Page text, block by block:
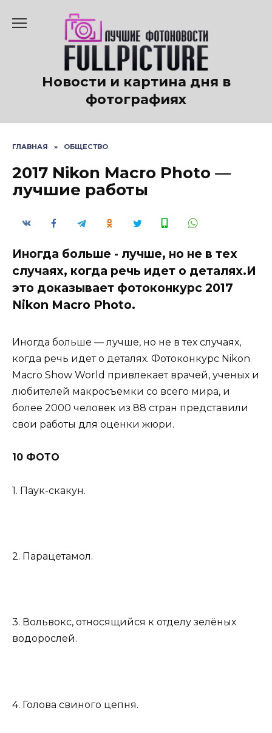
содержанию
Новости и картина дня в
фотографиях
ГЛАВНАЯ » ОБЩЕСТВО
2017 Nikon Macro Photo —
лучшие работы
Иногда больше - лучше, но не в тех
случаях, когда речь идет о деталях.И
это доказывает фотоконкурс 2017
Nikon Macro Photo.
Иногда больше — лучше, но не в тех случаях,
когда речь идет о деталях. Фотоконкурс Nikon
Macro Show World привлекает врачей, ученых и
любителей макросъемки со всего мира, и
более 2000 человек из 88 стран представили
свои работы для оценки жюри.
10 ФОТО
1. Паук-скакун.
2. Парацетамол.
3. Вольвокс, относящийся к отделу зелёных
водорослей.
4. Голова свиного цепня.